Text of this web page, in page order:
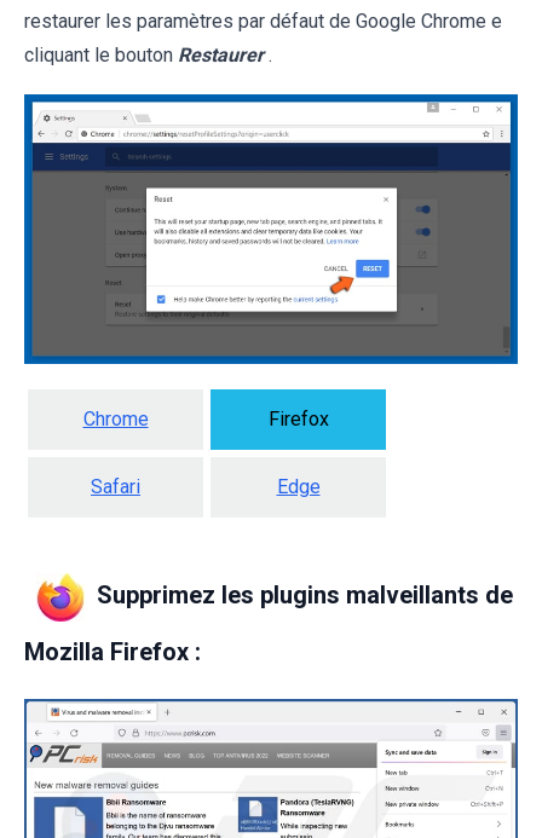
restaurer les paramètres par défaut de Google Chrome e
cliquant le bouton Restaurer .
Chrome Firefox
Safari Edge
Supprimez les plugins malveillants de
Mozilla Firefox :